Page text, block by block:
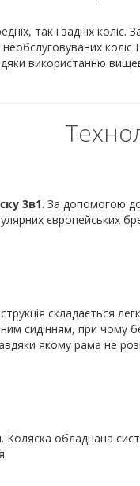
так і задніх
використанню
3в1. За допомогою
європейських
складається
сидінням, при чому
якому рама не
. Коляска обладнана